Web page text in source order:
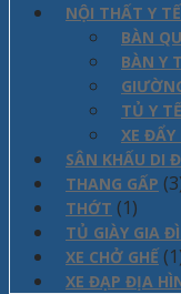
NỘI THẤT Y TẾ
BÀN
BÀN Y
TỦ Y TẾ
XE ĐẨY
SÂN KHẤU DI
THANG GẤP
THỚT (1)
TỦ GIÀY GIA
XE CHỞ GHẾ
XE ĐẠP ĐỊA